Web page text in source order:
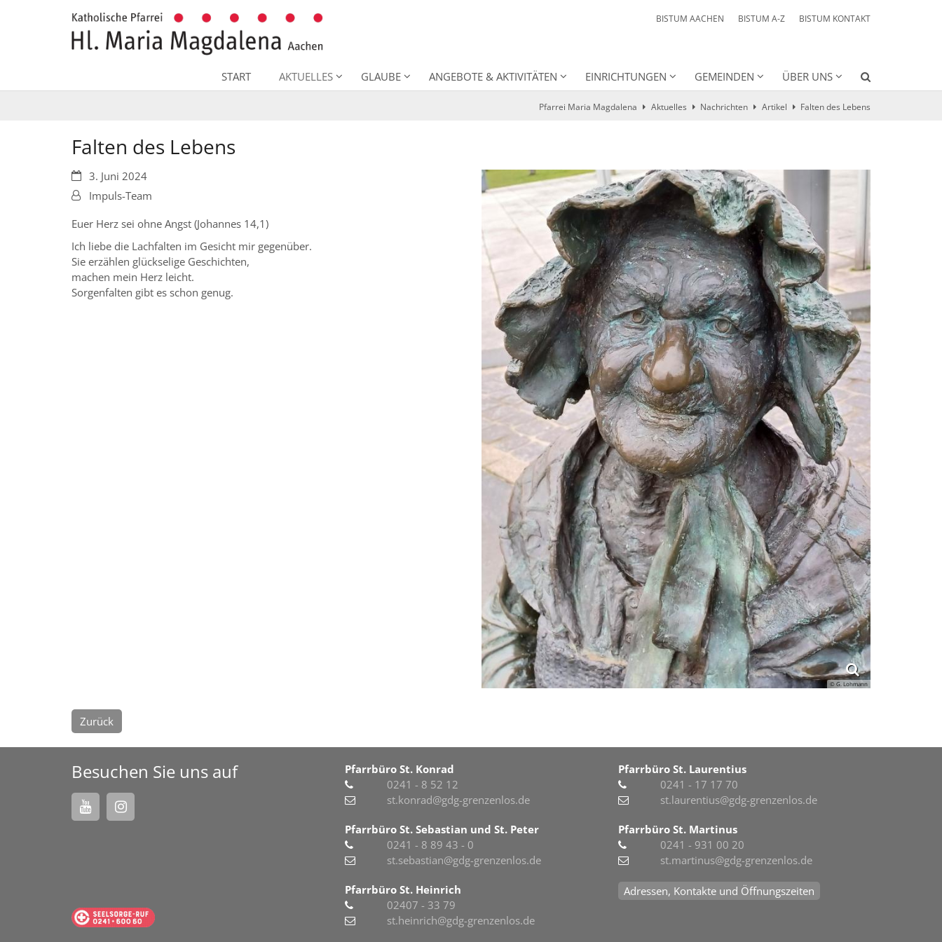
BISTUM AACHEN BISTUM A-Z BISTUM KONTAKT
START AKTUELLES GLAUBE ANGEBOTE & AKTIVITÄTEN EINRICHTUNGEN GEMEINDEN ÜBER UNS
Pfarrei Maria Magdalena Aktuelles Nachrichten Artikel Falten des Lebens
Falten des Lebens
© G. Lohmann
Datum:3. Juni 2024
Von:Impuls-Team
Euer Herz sei ohne Angst (Johannes 14,1)
Ich liebe die Lachfalten im Gesicht mir gegenüber.
Sie erzählen glückselige Geschichten,
machen mein Herz leicht.
Sorgenfalten gibt es schon genug.
Zurück
Besuchen Sie uns auf
Pfarrbüro St. Konrad
0241 - 8 52 12
st.konrad@gdg-grenzenlos.de
Pfarrbüro St. Sebastian und St. Peter
0241 - 8 89 43 - 0
st.sebastian@gdg-grenzenlos.de
Pfarrbüro St. Heinrich
02407 - 33 79
st.heinrich@gdg-grenzenlos.de
Pfarrbüro St. Laurentius
0241 - 17 17 70
st.laurentius@gdg-grenzenlos.de
Pfarrbüro St. Martinus
0241 - 931 00 20
st.martinus@gdg-grenzenlos.de
Adressen, Kontakte und Öffnungszeiten